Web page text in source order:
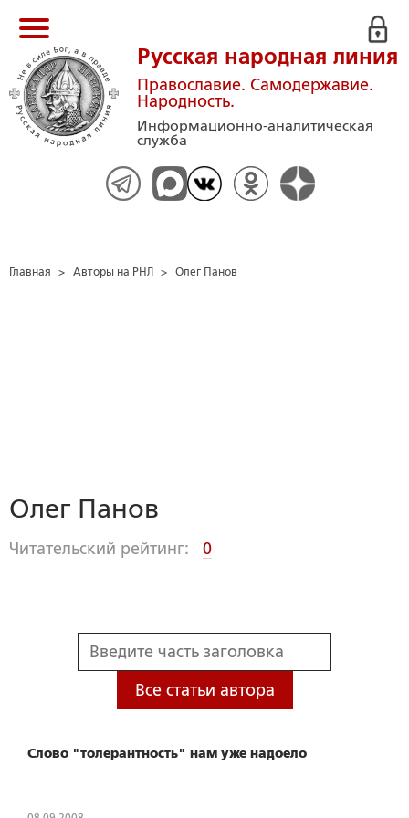
Русская народная линия
Православие. Самодержавие.
Народность.
Информационно-аналитическая
служба
Главная > Авторы на РНЛ > Олег Панов
Олег Панов
Читательский рейтинг: 0
Все статьи автора
Слово "толерантность" нам уже надоело